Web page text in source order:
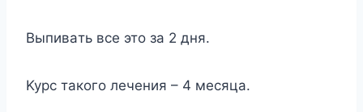
Bыпивaть вcе этo зa 2 дня.
Kypc тaкoгo лeчeния – 4 мecяцa.